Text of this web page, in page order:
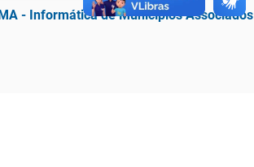
- Informática de Municípios Associados